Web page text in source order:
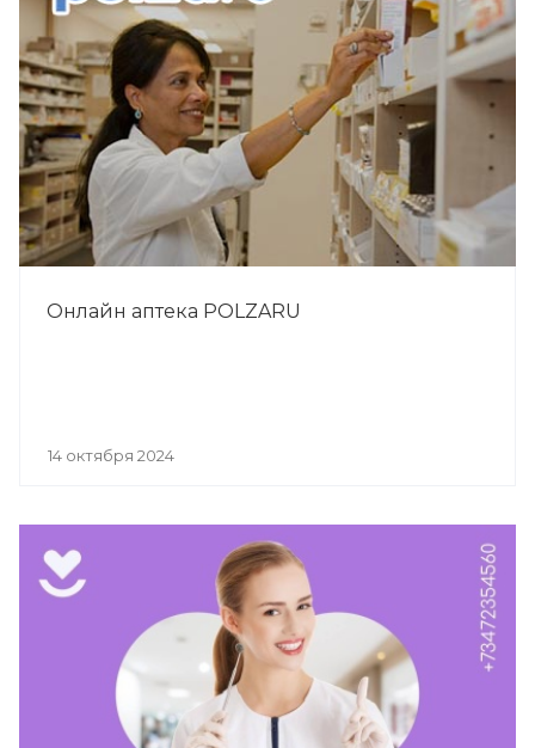
Онлайн аптека POLZARU
14 октября 2024